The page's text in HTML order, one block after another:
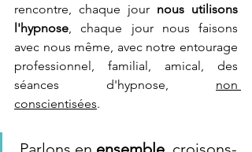
rencontre, chaque jour nous utilisons
l'hypnose , chaque jour nous faisons
avec nous même, avec notre entourage
professionnel, familial, amical, des
séances d'hypnose, non
conscientisées.